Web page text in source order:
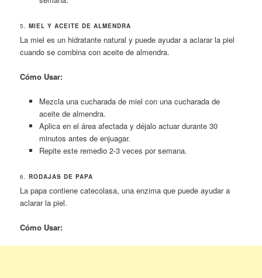
5.MIEL Y ACEITE DE ALMENDRA
La miel es un hidratante natural y puede ayudar a aclarar la piel
cuando se combina con aceite de almendra.
Cómo Usar:
Mezcla una cucharada de miel con una cucharada de
aceite de almendra.
Aplica en el área afectada y déjalo actuar durante 30
minutos antes de enjuagar.
Repite este remedio 2-3 veces por semana.
6.RODAJAS DE PAPA
La papa contiene catecolasa, una enzima que puede ayudar a
aclarar la piel.
Cómo Usar: